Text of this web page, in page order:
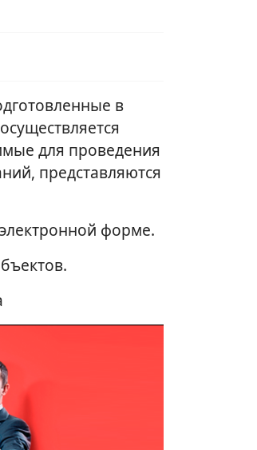
в
для проведения
представляются
форме.